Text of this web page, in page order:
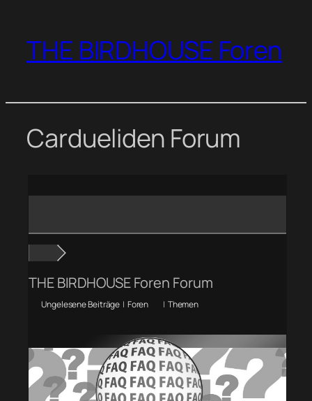
springen
THE BIRDHOUSE Foren
Cardueliden Forum
THE BIRDHOUSE Foren Forum
Ungelesene Beiträge | Foren | Themen